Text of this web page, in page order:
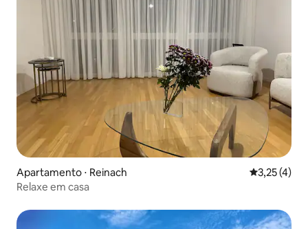
Apartamento ⋅ Reinach 3,25 de
3,25 (4)
Relaxe em casa